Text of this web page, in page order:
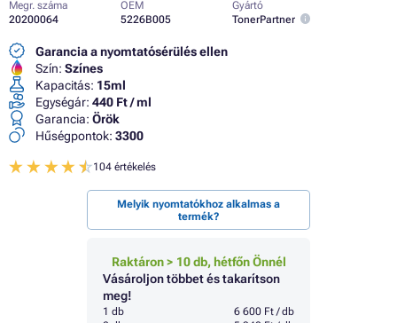
Megr. száma
20200064
OEM
5226B005
Gyártó
TonerPartner
Garancia a nyomtatósérülés ellen
Szín: Színes
Kapacitás: 15ml
Egységár: 440 Ft / ml
Garancia: Örök
Hűségpontok: 3300
104 értékelés
Melyik nyomtatókhoz alkalmas a
termék?
Raktáron > 10 db, hétfőn Önnél
Vásároljon többet és takarítson
meg!
1 db
6 600 Ft / db